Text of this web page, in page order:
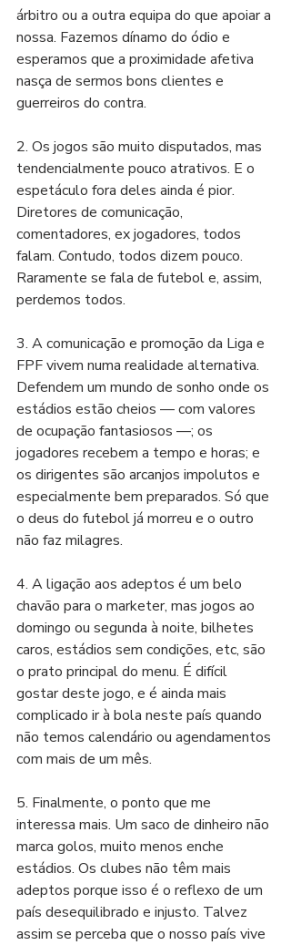
árbitro ou a outra equipa do que apoiar a
nossa. Fazemos dínamo do ódio e
esperamos que a proximidade afetiva
nasça de sermos bons clientes e
guerreiros do contra.
2.⁠ ⁠Os jogos são muito disputados, mas
tendencialmente pouco atrativos. E o
espetáculo fora deles ainda é pior.
Diretores de comunicação,
comentadores, ex jogadores, todos
falam. Contudo, todos dizem pouco.
Raramente se fala de futebol e, assim,
perdemos todos.
3.⁠ ⁠A comunicação e promoção da Liga e
FPF vivem numa realidade alternativa.
Defendem um mundo de sonho onde os
estádios estão cheios — com valores
de ocupação fantasiosos —; os
jogadores recebem a tempo e horas; e
os dirigentes são arcanjos impolutos e
especialmente bem preparados. Só que
o deus do futebol já morreu e o outro
não faz milagres.
4.⁠ ⁠A ligação aos adeptos é um belo
chavão para o marketer, mas jogos ao
domingo ou segunda à noite, bilhetes
caros, estádios sem condições, etc, são
o prato principal do menu. É difícil
gostar deste jogo, e é ainda mais
complicado ir à bola neste país quando
não temos calendário ou agendamentos
com mais de um mês.
5.⁠ ⁠Finalmente, o ponto que me
interessa mais. Um saco de dinheiro não
marca golos, muito menos enche
estádios. Os clubes não têm mais
adeptos porque isso é o reflexo de um
país desequilibrado e injusto. Talvez
assim se perceba que o nosso país vive